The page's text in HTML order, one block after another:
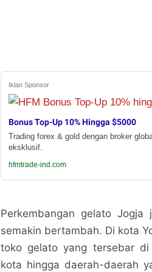
Iklan Sponsor
Bonus Top-Up 10% Hingga $5000
Trading forex & gold dengan broker
eksklusif.
hfmtrade-ind.com
Perkembangan gelato
semakin bertambah. Di kota
toko gelato yang tersebar
kota hingga daerah-daerah